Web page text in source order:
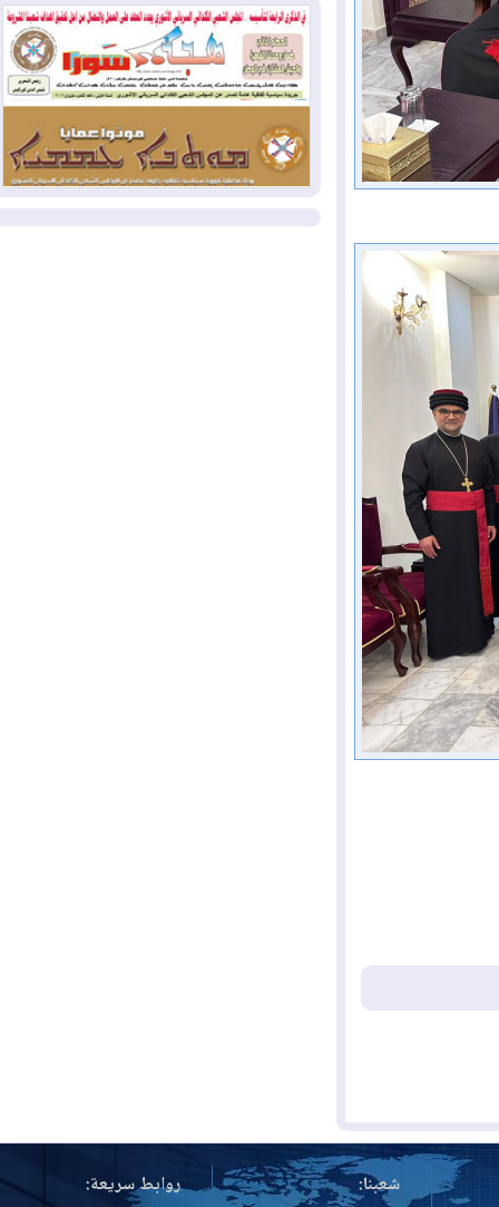
2026-08-02
مشروع "حسابي" يُمهل
الموظفين حتى نهاية أغسطس لاستلام
بطاقاتهم المصرفية
2026-08-02دمشق وعمّان تحذران بغداد:
أي هجوم من أراضي العراق سيواجه برد
شعبنا: روابط سريعة: